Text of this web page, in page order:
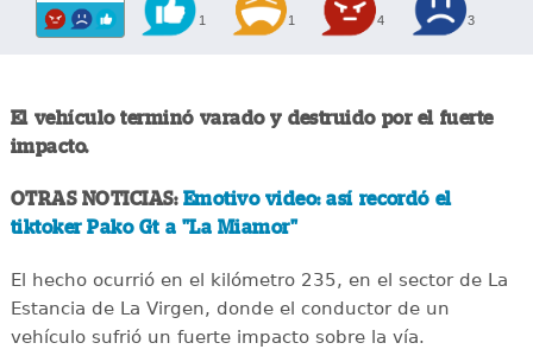
1 1 4 3
El vehículo terminó varado y destruido por el fuerte
impacto.
OTRAS NOTICIAS: Emotivo video: así recordó el
tiktoker Pako Gt a "La Miamor"
El hecho ocurrió en el kilómetro 235, en el sector de La
Estancia de La Virgen, donde el conductor de un
vehículo sufrió un fuerte impacto sobre la vía.